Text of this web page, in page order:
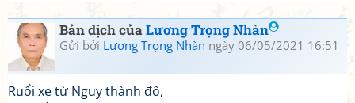
Bản dịch củaLương Trọng Nhàn
Gửi bởi Lương Trọng Nhàn ngày 06/05/2021 16:51
Ruổi xe từ Nguỵ thành đô,